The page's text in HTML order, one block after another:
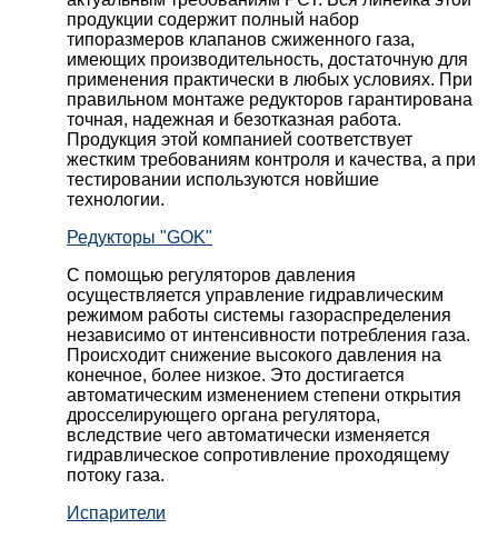
продукции содержит полный набор
типоразмеров клапанов сжиженного газа,
имеющих производительность, достаточную для
применения практически в любых условиях. При
правильном монтаже редукторов гарантирована
точная, надежная и безотказная работа.
Продукция этой компанией соответствует
жестким требованиям контроля и качества, а при
тестировании используются новйшие
технологии.
Редукторы "GOK"
С помощью регуляторов давления
осуществляется управление гидравлическим
режимом работы системы газораспределения
независимо от интенсивности потребления газа.
Происходит снижение высокого давления на
конечное, более низкое. Это достигается
автоматическим изменением степени открытия
дросселирующего органа регулятора,
вследствие чего автоматически изменяется
гидравлическое сопротивление проходящему
потоку газа.
Испарители